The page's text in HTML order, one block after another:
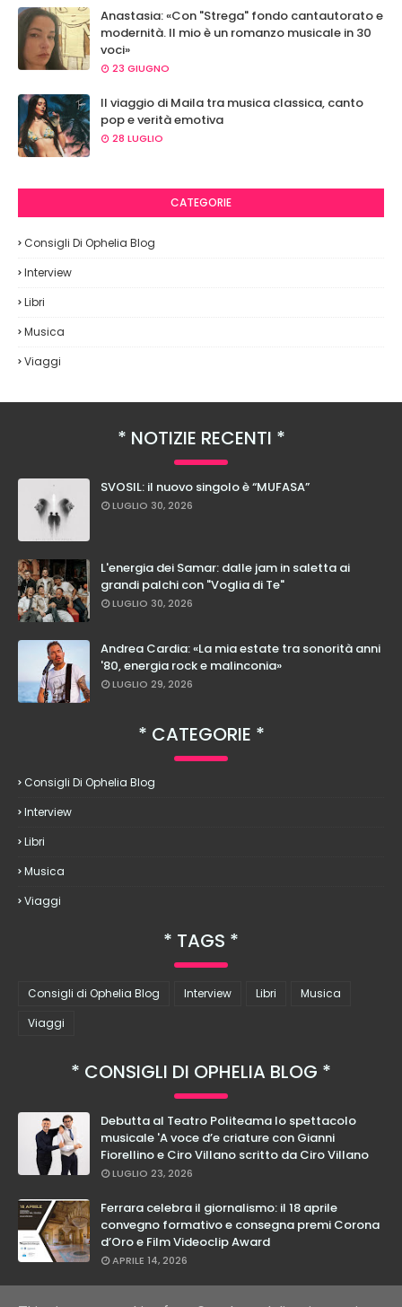
Anastasia: «Con "Strega" fondo cantautorato e
modernità. Il mio è un romanzo musicale in 30
voci»
23 GIUGNO
Il viaggio di Maila tra musica classica, canto
pop e verità emotiva
28 LUGLIO
CATEGORIE
Consigli Di Ophelia Blog
Interview
Libri
Musica
Viaggi
NOTIZIE RECENTI
SVOSIL: il nuovo singolo è “MUFASA”
LUGLIO 30, 2026
L'energia dei Samar: dalle jam in saletta ai
grandi palchi con "Voglia di Te"
LUGLIO 30, 2026
Andrea Cardia: «La mia estate tra sonorità anni
'80, energia rock e malinconia»
LUGLIO 29, 2026
CATEGORIE
Consigli Di Ophelia Blog
Interview
Libri
Musica
Viaggi
TAGS
Consigli di Ophelia Blog Interview Libri
Musica
Viaggi
CONSIGLI DI OPHELIA BLOG
Debutta al Teatro Politeama lo spettacolo
musicale 'A voce d’e criature con Gianni
Fiorellino e Ciro Villano scritto da Ciro Villano
LUGLIO 23, 2026
Ferrara celebra il giornalismo: il 18 aprile
convegno formativo e consegna premi Corona
d’Oro e Film Videoclip Award
APRILE 14, 2026